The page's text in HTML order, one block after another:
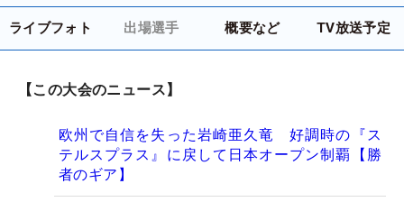
ライブフォト 出場選手 概要など TV放送予定
【この大会のニュース】
欧州で自信を失った岩崎亜久竜 好調時の『ス
テルスプラス』に戻して日本オープン制覇【勝
者のギア】